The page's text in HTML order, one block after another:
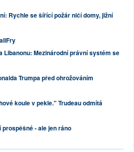
Rychle se šířící požár ničí domy, jižní
Libanonu: Mezinárodní právní systém se
Trumpa před ohrožováním
koule v pekle." Trudeau odmítá
- ale jen ráno